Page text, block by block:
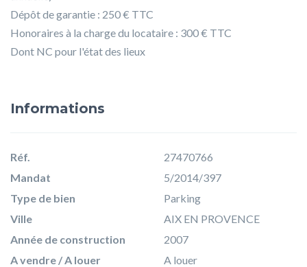
Dépôt de garantie : 250 € TTC
Honoraires à la charge du locataire : 300 € TTC
Dont NC pour l'état des lieux
Informations
Réf.
27470766
Mandat
5/2014/397
Type de bien
Parking
Ville
AIX EN PROVENCE
Année de construction
2007
A vendre / A louer
A louer